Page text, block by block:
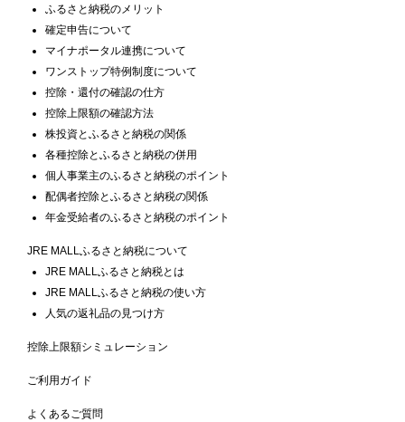
ふるさと納税のメリット
確定申告について
マイナポータル連携について
ワンストップ特例制度について
控除・還付の確認の仕方
控除上限額の確認方法
株投資とふるさと納税の関係
各種控除とふるさと納税の併用
個人事業主のふるさと納税のポイント
配偶者控除とふるさと納税の関係
年金受給者のふるさと納税のポイント
JRE MALLふるさと納税について
JRE MALLふるさと納税とは
JRE MALLふるさと納税の使い方
人気の返礼品の見つけ方
控除上限額シミュレーション
ご利用ガイド
よくあるご質問